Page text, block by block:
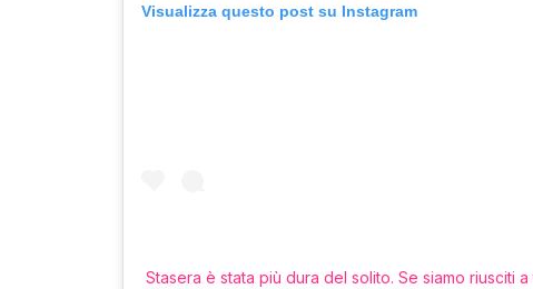
Visualizza questo post su Instagram
Stasera è stata più dura del solito. Se siamo riusciti